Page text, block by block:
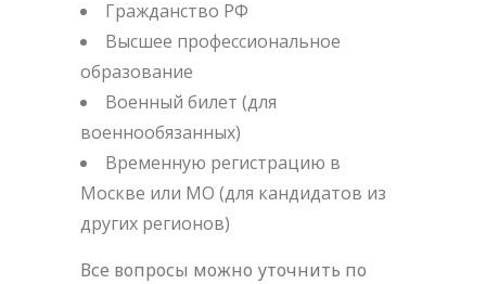
Гражданство РФ
Высшее профессиональное
образование
Военный билет (для
военнообязанных)
Временную регистрацию в
Москве или МО (для кандидатов из
других регионов)
Все вопросы можно уточнить по